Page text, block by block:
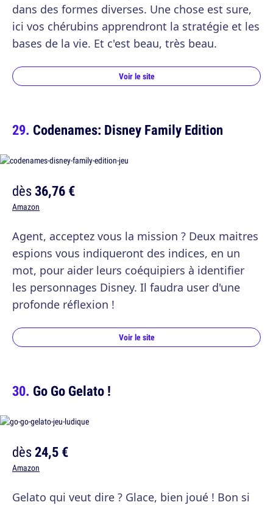
dans des formes diverses. Une chose est sure,
ici vos chérubins apprendront la stratégie et les
bases de la vie. Et c'est beau, très beau.
Voir le site
Codenames: Disney Family Edition
dès36,76 €
Amazon
Agent, acceptez vous la mission ? Deux maitres
espions vous indiqueront des indices, en un
mot, pour aider leurs coéquipiers à identifier
les personnages Disney. Il faudra user d'une
profonde réflexion !
Voir le site
Go Go Gelato !
dès24,5 €
Amazon
Gelato qui veut dire ? Glace, bien joué ! Bon si